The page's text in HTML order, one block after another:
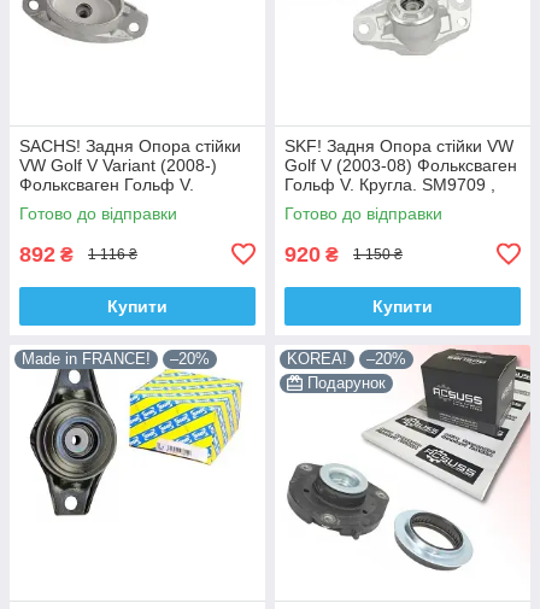
SACHS! Задня Опора стійки
VW Golf V Variant (2008-)
Фольксваген Гольф V.
Овальна. SM9708 , 802339 ,
KB957.08 , VKDA40125
Готово до відправки
892 ₴ 1 116 ₴
Купити
SKF! Задня Опора стійки VW
Golf V (2003-08) Фольксваген
Гольф V. Кругла. SM9709 ,
802382 , KB957.09 ,
VKDA40127
Готово до відправки
920 ₴ 1 150 ₴
Купити
Made in FRANCE! –20% KOREA!
–20%
Подарунок